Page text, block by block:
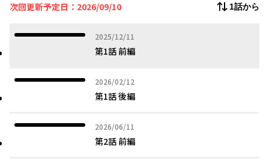
『その美しい瞳に魅かれました』
虐げられ天才錬金術師と最強敏腕商人の、契約から始まる溺愛婚
ーーコミカライズスタート！
次回更新予定日：2026/09/10 1話から
2025/12/11
2025年12月11日
第1話 前編
2026/02/12
2026年02月12日
第1話 後編
2026/06/11
2026年06月11日
第2話 前編